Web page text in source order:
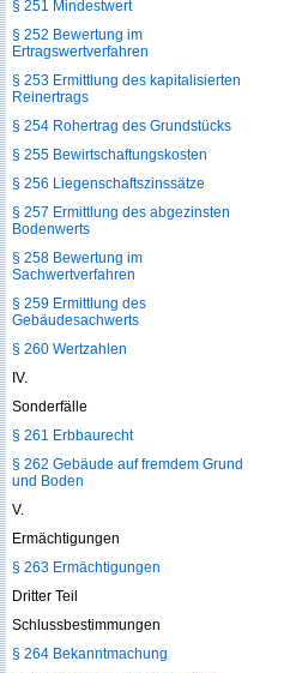
§ 251 Mindestwert
§ 252 Bewertung im
Ertragswertverfahren
§ 253 Ermittlung des kapitalisierten
Reinertrags
§ 254 Rohertrag des Grundstücks
§ 255 Bewirtschaftungskosten
§ 256 Liegenschaftszinssätze
§ 257 Ermittlung des abgezinsten
Bodenwerts
§ 258 Bewertung im
Sachwertverfahren
§ 259 Ermittlung des
Gebäudesachwerts
§ 260 Wertzahlen
IV.
Sonderfälle
§ 261 Erbbaurecht
§ 262 Gebäude auf fremdem Grund
und Boden
V.
Ermächtigungen
§ 263 Ermächtigungen
Dritter Teil
Schlussbestimmungen
§ 264 Bekanntmachung